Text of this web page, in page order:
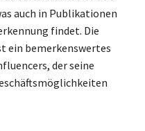
auch in Publikationen
findet. Die
ein bemerkenswertes
der seine